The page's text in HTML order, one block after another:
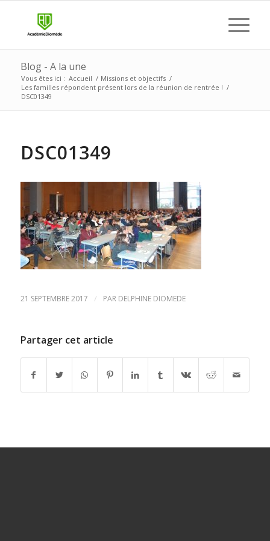
Blog - A la une
Vous êtes ici : Accueil / Missions et objectifs /
Les familles répondent présent lors de la réunion de rentrée ! /
DSC01349
DSC01349
21 SEPTEMBRE 2017 / PAR DELPHINE DIOMEDE
Partager cet article